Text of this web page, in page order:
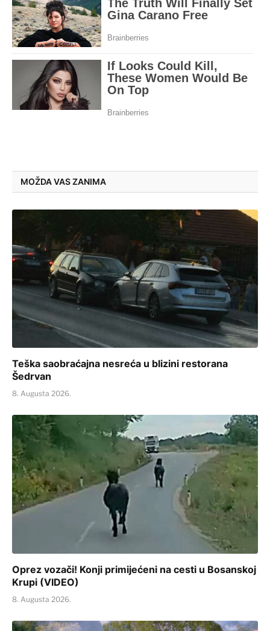
MOŽDA VAS ZANIMA
Teška saobraćajna nesreća u blizini restorana
Šedrvan
8. Augusta 2026.
Oprez vozači! Konji primijećeni na cesti u Bosanskoj
Krupi (VIDEO)
8. Augusta 2026.